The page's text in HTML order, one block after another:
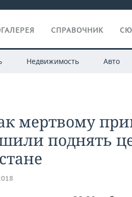
СПРАВОЧНИК
Недвижимость Авто
мертвому
поднять